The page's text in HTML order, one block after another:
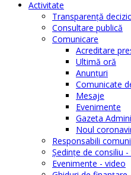
Activitate
Transparenţă
Consultare publică
Comunicare
Acreditare
Ultimă oră
Anunţuri
Comunicate
Mesaje
Evenimente
Gazeta
Noul
Responsabili
Şedinţe de consiliu -
Evenimente - video